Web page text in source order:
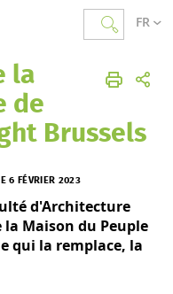
FR
Accueil
la
de
Brussels
6 FÉVRIER 2023
d'Architecture
la Maison du Peuple
qui la remplace, la